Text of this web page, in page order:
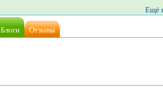
Ещё
Блоги
Отзывы